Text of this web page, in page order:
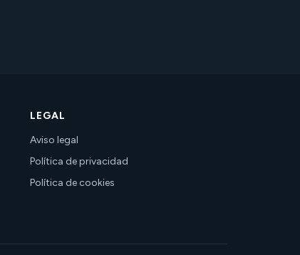
LEGAL
Aviso legal
Política de privacidad
Política de cookies